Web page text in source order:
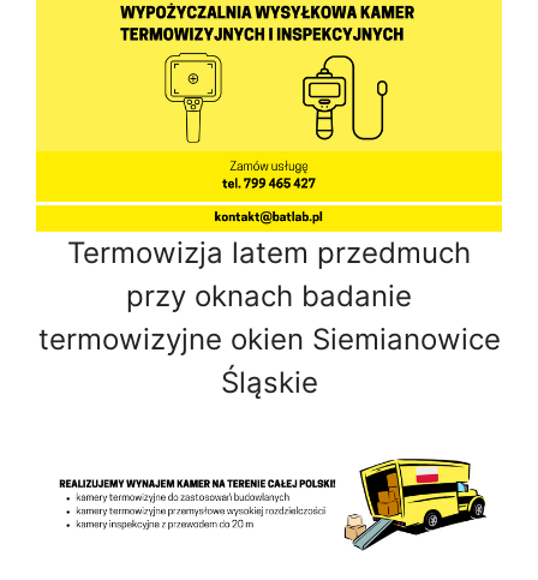
Termowizja latem przedmuch
przy oknach badanie
termowizyjne okien Siemianowice
Śląskie